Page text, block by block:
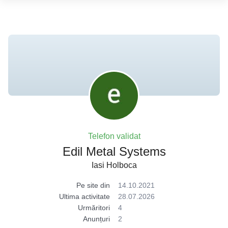
Telefon validat
Edil Metal Systems
Iasi Holboca
Pe site din
14.10.2021
Ultima activitate
28.07.2026
Urmăritori
4
Anunțuri
2